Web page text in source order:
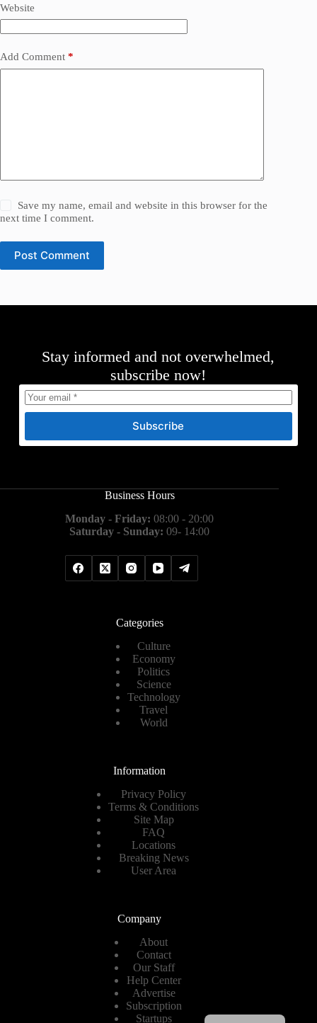
Website
Add Comment *
Save my name, email and website in this browser for the
next time I comment.
Post Comment
Stay informed and not overwhelmed,
subscribe now!
Subscribe
Business Hours
Monday - Friday: 08:00 - 20:00
Saturday - Sunday: 09- 14:00
Categories
Culture
Economy
Politics
Science
Technology
Travel
World
Information
Privacy Policy
Terms & Conditions
Site Map
FAQ
Locations
Breaking News
User Area
Company
About
Contact
Our Staff
Help Center
Advertise
Subscription
Startups